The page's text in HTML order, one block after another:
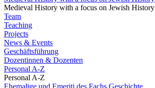
Medieval History with a focus on Jewish History
Team
Teaching
Projects
News & Events
Geschäftsführung
Dozentinnen & Dozenten
Personal A-Z
Personal A-Z
Ehemalige und Emeriti des Fachs Geschichte